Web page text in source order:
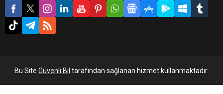
Bu Site Güvenli Bil tarafından sağlanan hizmet kullanmaktadır.